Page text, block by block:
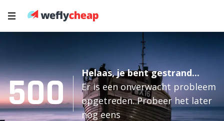
500
Helaas, je bent gestrand...
Er is een onverwacht probleem
opgetreden. Probeer het later
nog eens